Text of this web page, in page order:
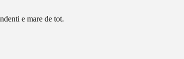
e mare de tot.